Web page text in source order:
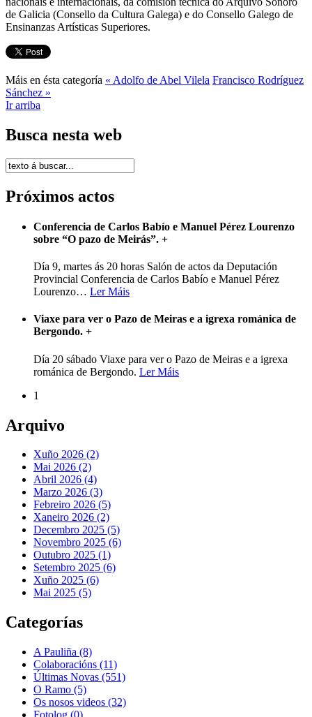
de Galicia (Consello da Cultura Galega) e do Consello Galego de
Ensinanzas Artísticas Superiores.
Máis en ésta categoría « Adolfo de Abel Vilela Francisco Rodríguez
Sánchez »
Ir arriba
Busca nesta web
Próximos actos
Conferencia de Carlos Babío e Manuel Pérez Lourenzo
sobre “O pazo de Meirás”. +
Día 9, martes ás 20 horas Salón de actos da Deputación
Provincial Conferencia de Carlos Babío e Manuel Pérez
Lourenzo… Ler Máis
Viaxe para ver o Pazo de Meiras e a igrexa románica de
Bergondo. +
Día 20 sábado Viaxe para ver o Pazo de Meiras e a igrexa
románica de Bergondo. Ler Máis
1
Arquivo
Xuño 2026 (2)
Mai 2026 (2)
Abril 2026 (4)
Marzo 2026 (3)
Febreiro 2026 (5)
Xaneiro 2026 (2)
Decembro 2025 (5)
Novembro 2025 (6)
Outubro 2025 (1)
Setembro 2025 (6)
Xuño 2025 (6)
Mai 2025 (5)
Categorías
A Pauliña (8)
Colaboracións (11)
Últimas Novas (551)
O Ramo (5)
Os nosos videos (32)